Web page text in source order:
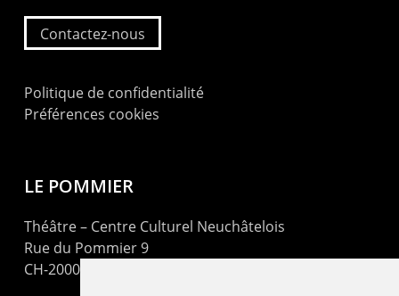
Contactez-nous
Politique de confidentialité
Préférences cookies
LE POMMIER
Théâtre – Centre Culturel Neuchâtelois
Rue du Pommier 9
CH-2000 Neuchâtel